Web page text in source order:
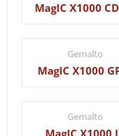
MagIC X1000
Gemalto
MagIC X1000
Gemalto